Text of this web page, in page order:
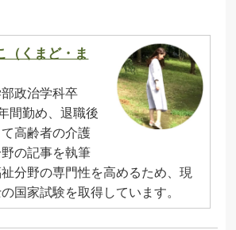
（くまど・ま
政治学科卒
間勤め、退職後
高齢者の介護
の記事を執筆
分野の専門性を高めるため、現
国家試験を取得しています。